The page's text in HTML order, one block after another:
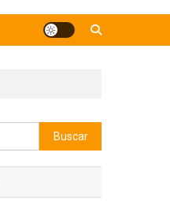
Buscar: